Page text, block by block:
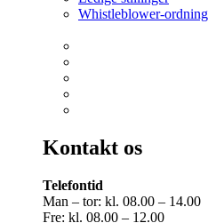
Whistleblower-ordning
Kontakt os
Telefontid
Man – tor: kl. 08.00 – 14.00
Fre: kl. 08.00 – 12.00